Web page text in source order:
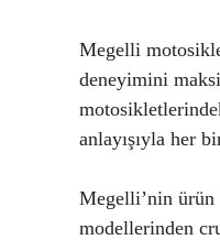
Megelli
deneyimini
anlayışıyla her
Megelli’nin ürün
modellerinden